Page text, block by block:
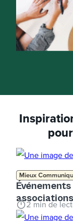
Mieux
associations
2 min de